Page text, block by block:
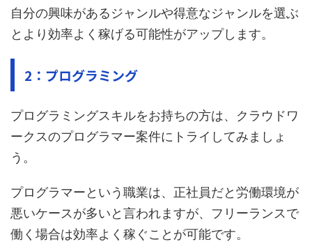
自分の興味があるジャンルや得意なジャンルを選ぶ
とより効率よく稼げる可能性がアップします。
2：プログラミング
プログラミングスキルをお持ちの方は、クラウドワ
ークスのプログラマー案件にトライしてみましょ
う。
プログラマーという職業は、正社員だと労働環境が
悪いケースが多いと言われますが、フリーランスで
働く場合は効率よく稼ぐことが可能です。